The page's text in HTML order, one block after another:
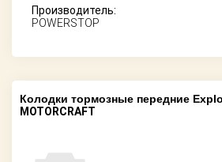
Колодки тормозные передние
MOTORCRAFT
Производитель:
POWERSTOP